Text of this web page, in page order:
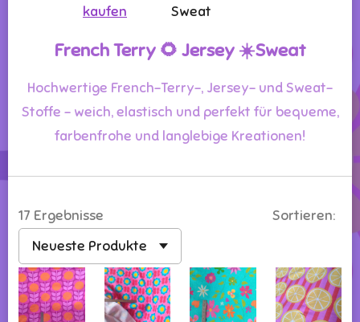
kaufen
Sweat
French Terry 🌻 Jersey ☀️Sweat
Hochwertige French-Terry-, Jersey- und Sweat-
Stoffe – weich, elastisch und perfekt für bequeme,
farbenfrohe und langlebige Kreationen!
17 Ergebnisse Sortieren: